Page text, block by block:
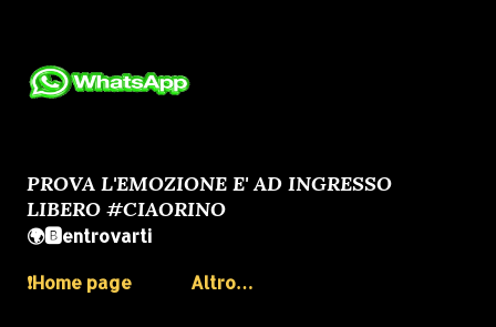
PROVA L'EMOZIONE E' AD INGRESSO
LIBERO #CIAORINO
🌍🅱️entrovarti
❗️Home page
Altro…